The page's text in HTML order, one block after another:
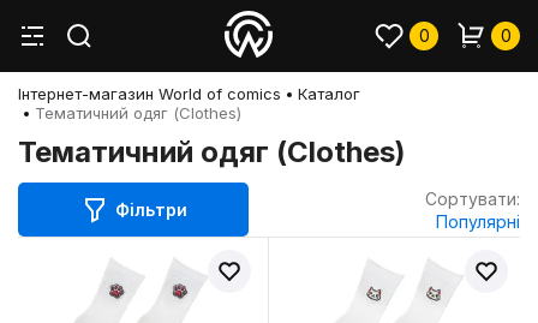
0 0
Інтернет-магазин World of comics
Каталог
Тематичний одяг (Clothes)
Тематичний одяг (Clothes)
Фільтри
Сортувати:
Популярні